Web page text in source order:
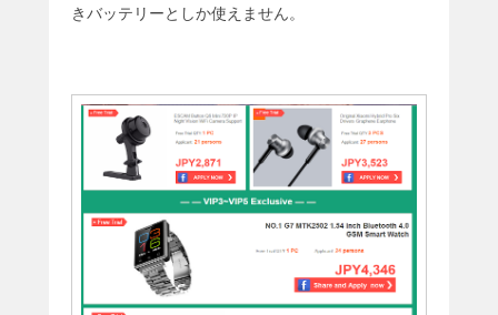
きバッテリーとしか使えません。